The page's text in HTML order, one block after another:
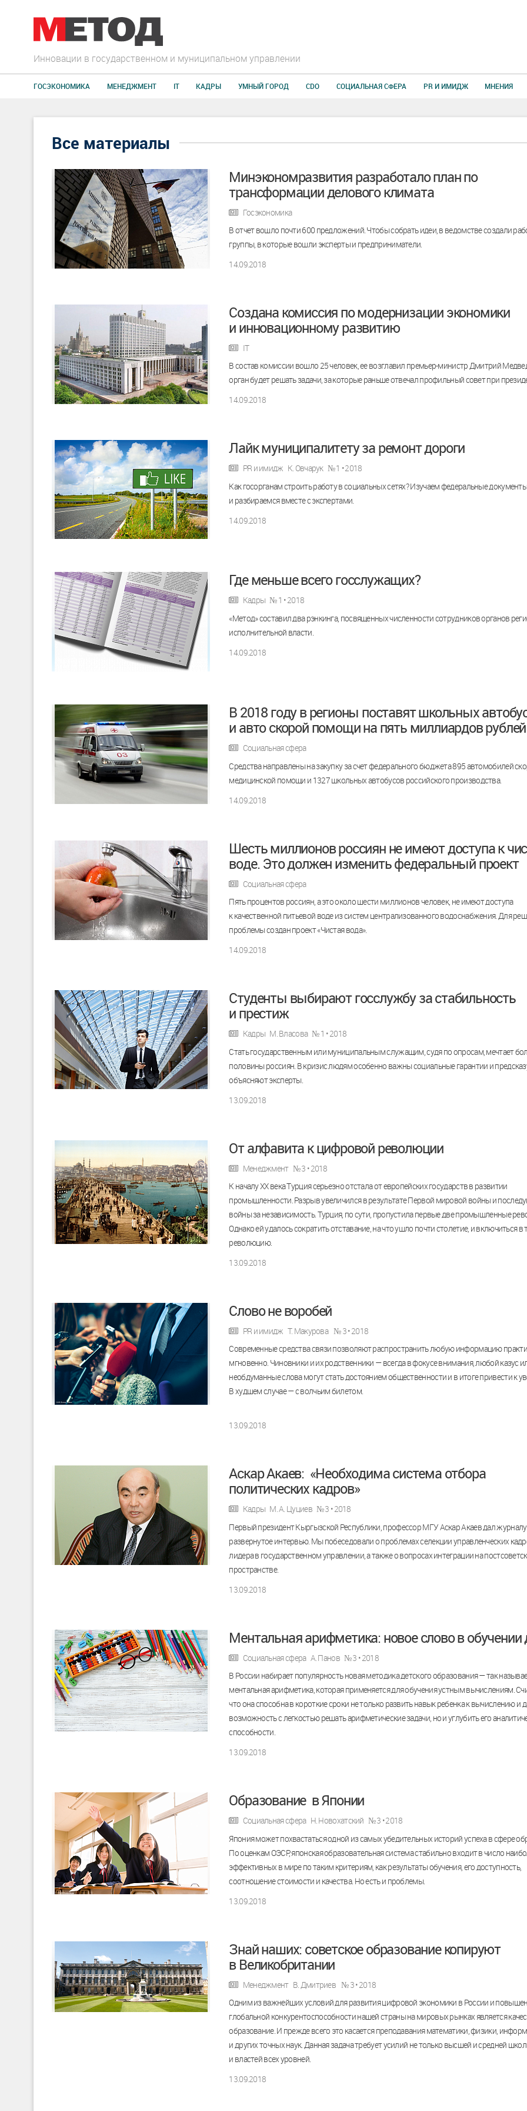
Инновации в государственном и муниципальном управлении
ГОСЭКОНОМИКА МЕНЕДЖМЕНТ IT КАДРЫ УМНЫЙ ГОРОД CDO СОЦИАЛЬНАЯ СФЕРА PR И ИМИДЖ МНЕНИЯ
Все материалы
Минэкономразвития разработало план по
трансформации делового климата
Госэкономика
В отчет вошло почти 600 предложений. Чтобы собрать идеи, в ведомстве создали
группы, в которые вошли эксперты и предприниматели.
14.09.2018
Создана комиссия по модернизации экономики
и инновационному развитию
IT
В состав комиссии вошло 25 человек, ее возглавил премьер-министр Дмитрий
орган будет решать задачи, за которые раньше отвечал профильный совет при
14.09.2018
Лайк муниципалитету за ремонт дороги
PR и имидж К. Овчарук № 1 • 2018
Как госорганам строить работу в социальных сетях? Изучаем федеральные
и разбираемся вместе с экспертами.
14.09.2018
Где меньше всего госслужащих?
Кадры № 1 • 2018
«Метод» составил два рэнкинга, посвященных численности сотрудников органов
исполнительной власти.
14.09.2018
В 2018 году в регионы поставят школьных
и авто скорой помощи на пять миллиардов рублей
Социальная сфера
Средства направлены на закупку за счет федерального бюджета 895 автомобилей
медицинской помощи и 1327 школьных автобусов российского производства.
14.09.2018
Шесть миллионов россиян не имеют доступа к
воде. Это должен изменить федеральный проект
Социальная сфера
Пять процентов россиян, а это около шести миллионов человек, не имеют доступа
к качественной питьевой воде из систем централизованного водоснабжения. Для
проблемы создан проект «Чистая вода».
14.09.2018
Студенты выбирают госслужбу за стабильность
и престиж
Кадры М. Власова№ 1 • 2018
Стать государственным или муниципальным служащим, судя по опросам, мечтает
половины россиян. В кризис людям особенно важны социальные гарантии и
объясняют эксперты.
13.09.2018
От алфавита к цифровой революции
Менеджмент № 3 • 2018
К началу XX века Турция серьезно отстала от европейских государств в развитии
промышленности. Разрыв увеличился в результате Первой мировой войны и
войны за независимость. Турция, по сути, пропустила первые две промышленные
Однако ей удалось сократить отставание, на что ушло почти столетие, и включиться в
революцию.
13.09.2018
Слово не воробей
PR и имидж Т. Макурова№ 3 • 2018
Современные средства связи позволяют распространить любую информацию
мгновенно. Чиновники и их родственники — всегда в фокусе внимания, любой казус
необдуманные слова могут стать достоянием общественности и в итоге привести к
В худшем случае — с волчьим билетом.
13.09.2018
Аскар Акаев: «Необходима система отбора
политических кадров»
Кадры М. А. Цуциев № 3 • 2018
Первый президент Кыргызской Республики, профессор МГУ Аскар Акаев дал
развернутое интервью. Мы побеседовали о проблемах селекции управленческих
лидера в государственном управлении, а также о вопросах интеграции на
пространстве.
13.09.2018
Ментальная арифметика: новое слово в обучении
Социальная сфера А. Панов № 3 • 2018
В России набирает популярность новая методика детского образования — так
ментальная арифметика, которая применяется для обучения устным вычислениям.
что она способна в короткие сроки не только развить навык ребенка к вычислению и
возможность с легкостью решать арифметические задачи, но и углубить его
способности.
13.09.2018
Образование в Японии
Социальная сфера Н. Новохатский № 3 • 2018
Япония может похвастаться одной из самых убедительных историй успеха в сфере
По оценкам ОЭСР, японская образовательная система стабильно входит в число
эффективных в мире по таким критериям, как результаты обучения, его доступность,
соотношение стоимости и качества. Но есть и проблемы.
13.09.2018
Знай наших: советское образование копируют
в Великобритании
Менеджмент В. Дмитриев№ 3 • 2018
Одним из важнейших условий для развития цифровой экономики в России и
глобальной конкурентоспособности нашей страны на мировых рынках является
образование. И прежде всего это касается преподавания математики, физики,
и других точных наук. Данная задача требует усилий не только высшей и средней
и властей всех уровней.
13.09.2018